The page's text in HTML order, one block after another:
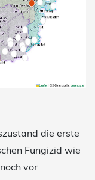
die erste
Fungizid wie
vor